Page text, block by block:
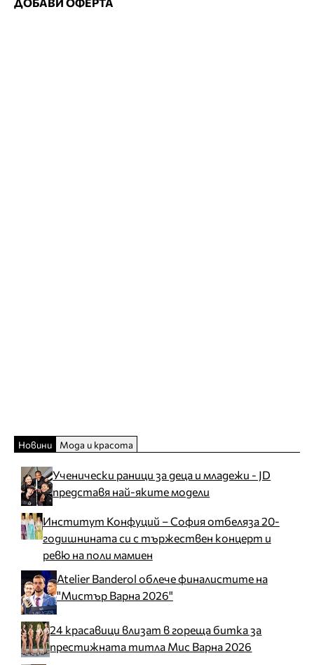
Новини Мода и красота
Ученически раници за деца и младежи - JD
представя най-яките модели
Институт Конфуций – София отбеляза 20-
годишнината си с тържествен концерт и
ревю на поли мамиен
Atelier Banderol облече финалистите на
"Мистър Варна 2026"
24 красавици влизат в гореща битка за
престижната титла Мис Варна 2026